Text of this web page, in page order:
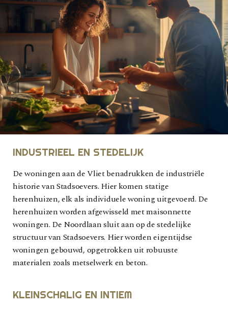
INDUSTRIEEL EN STEDELIJK
De woningen aan de Vliet benadrukken de industriële
historie van Stadsoevers. Hier komen statige
herenhuizen, elk als individuele woning uitgevoerd. De
herenhuizen worden afgewisseld met maisonnette
woningen. De Noordlaan sluit aan op de stedelijke
structuur van Stadsoevers. Hier worden eigentijdse
woningen gebouwd, opgetrokken uit robuuste
materialen zoals metselwerk en beton.
KLEINSCHALIG EN INTIEM